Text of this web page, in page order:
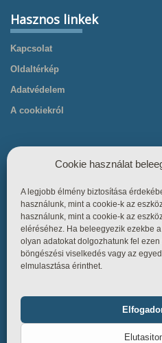
Hasznos linkek
Kapcsolat
Oldaltérkép
Adatvédelem
A cookiekról
Hasznos linkek
Főoldal
Termékek
Tudástár
Üzletszabályzat
Cookie használat
A legjobb élmény biztosítása
használunk, mint a cookie-k az
használunk, mint a cookie-k az
eléréséhez. Ha beleegyezik ezekbe
olyan adatokat dolgozhatunk fel
böngészési viselkedés vagy az
elmulasztása érinthet.